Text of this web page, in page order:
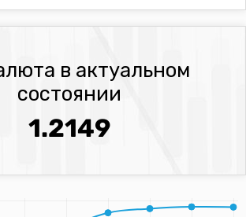
в актуальном
состоянии
1.2149